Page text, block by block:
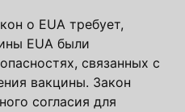
о EUA требует,
EUA были
связанных с
вакцины. Закон
согласия для